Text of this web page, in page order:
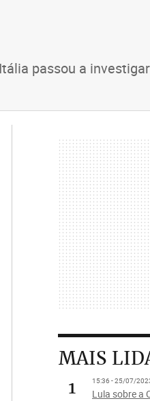
passou a
MAIS
1
15:36 - 25/07/
Lula sobre a